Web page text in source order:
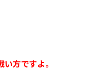
方ですよ。